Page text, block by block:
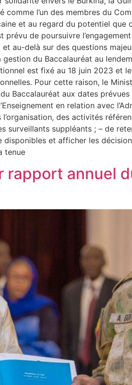
l’un des membres du
et au regard du potentiel
de poursuivre
au-delà sur des questions
du Baccalauréat au
est fixé au 18 juin 2023 et
Pour cette raison, le
Baccalauréat aux dates
en relation avec
des activités
suppléants ; – de
et afficher les
tenue
annuel